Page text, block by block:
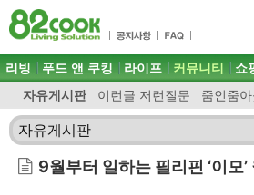
목차
주메뉴 바로가기
컨텐츠 바로가기
검색 바로가기
로그인 바로가기
주메뉴
리빙 푸드 앤 쿠킹 라이프 커뮤니티
자유게시판 이런글 저런질문 줌인줌
쇼
자유게시판
9월부터 일하는 필리핀 ‘이모